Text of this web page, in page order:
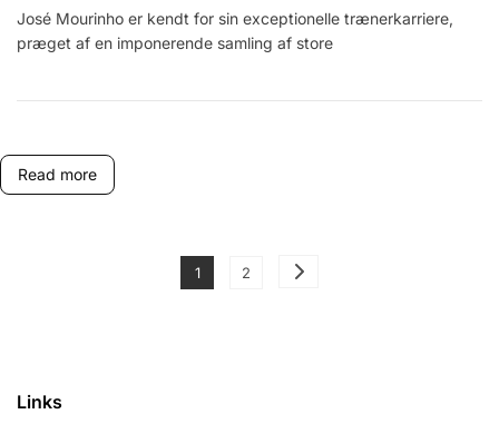
Mourinho:
Milepæle,
José Mourinho er kendt for sin exceptionelle trænerkarriere,
præget af en imponerende samling af store
Read more
Posts
Page
1 Page
2
Links